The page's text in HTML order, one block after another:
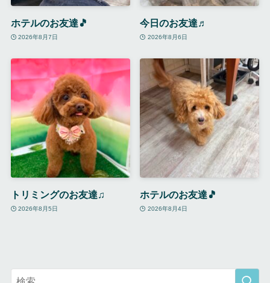
ホテルのお友達🎵
2026年8月7日
今日のお友達♬
2026年8月6日
トリミングのお友達♫
2026年8月5日
ホテルのお友達🎵
2026年8月4日